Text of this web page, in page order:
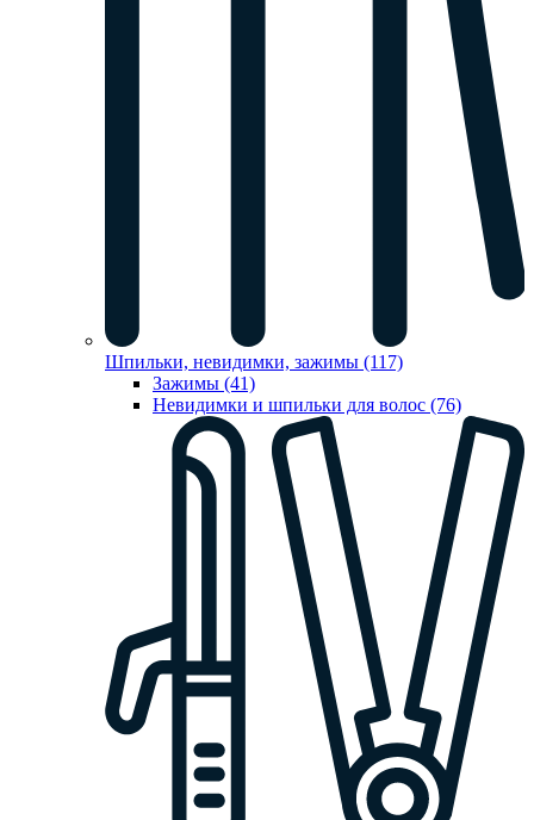
Шпильки, невидимки, зажимы (117)
Зажимы (41)
Невидимки и шпильки для волос (76)